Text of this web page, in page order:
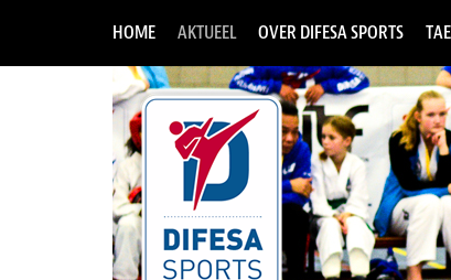
HOME AKTUEEL OVER DIFESA SPORTS